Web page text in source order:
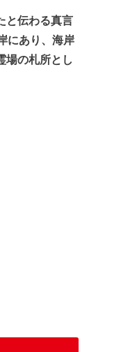
と伝わる真言
にあり、海岸
場の札所とし